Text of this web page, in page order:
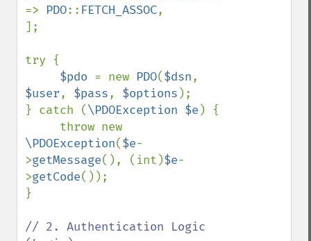
=> PDO:: FETCH_ASSOC,
];
try {
$pdo = new PDO($dsn
$user, $pass, $options );
} catch (\PDOException $e ) {
\PDOException($e-
>getMessage(), (int)$e-
>getCode());
}
// 2. Authentication Logic